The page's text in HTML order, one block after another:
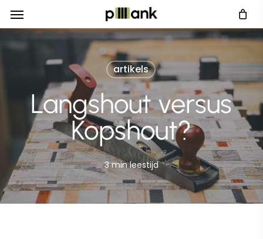
Skip
to
main
Menu
artikels
Langshout versus
Kopshout?
3 min leestijd
Menu